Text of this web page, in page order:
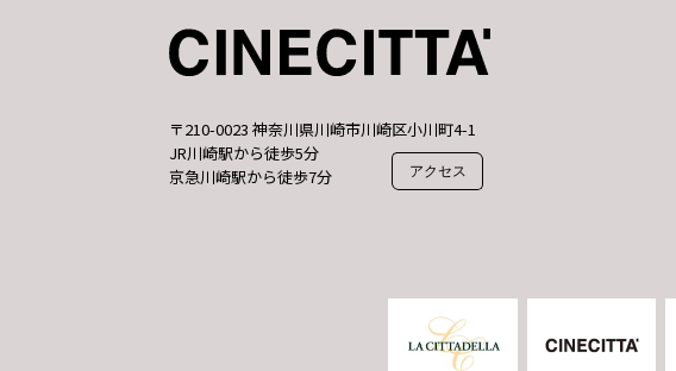
〒210-0023 神奈川県川崎市川崎区小川町4-1
JR川崎駅から徒歩5分
京急川崎駅から徒歩7分
アクセス